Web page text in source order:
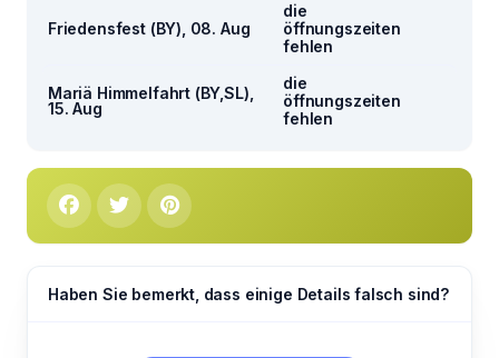
Friedensfest (BY), 08. Aug
die
öffnungszeiten
fehlen
Mariä Himmelfahrt (BY,SL),
15. Aug
die
öffnungszeiten
fehlen
Haben Sie bemerkt, dass einige Details falsch sind?